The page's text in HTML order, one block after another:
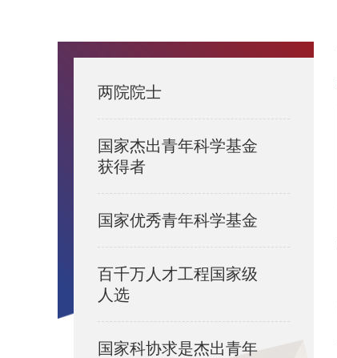
两院院士
国家杰出青年科学基金
获得者
国家优秀青年科学基金
百千万人才工程国家级
人选
国家科协求是杰出青年